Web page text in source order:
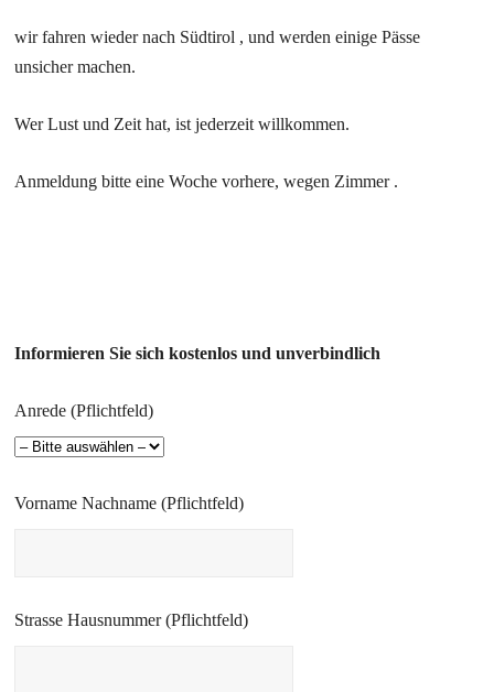
wir fahren wieder nach Südtirol , und werden einige Pässe
unsicher machen.
Wer Lust und Zeit hat, ist jederzeit willkommen.
Anmeldung bitte eine Woche vorhere, wegen Zimmer .
Informieren Sie sich kostenlos und unverbindlich
Anrede (Pflichtfeld)
Vorname Nachname (Pflichtfeld)
Strasse Hausnummer (Pflichtfeld)